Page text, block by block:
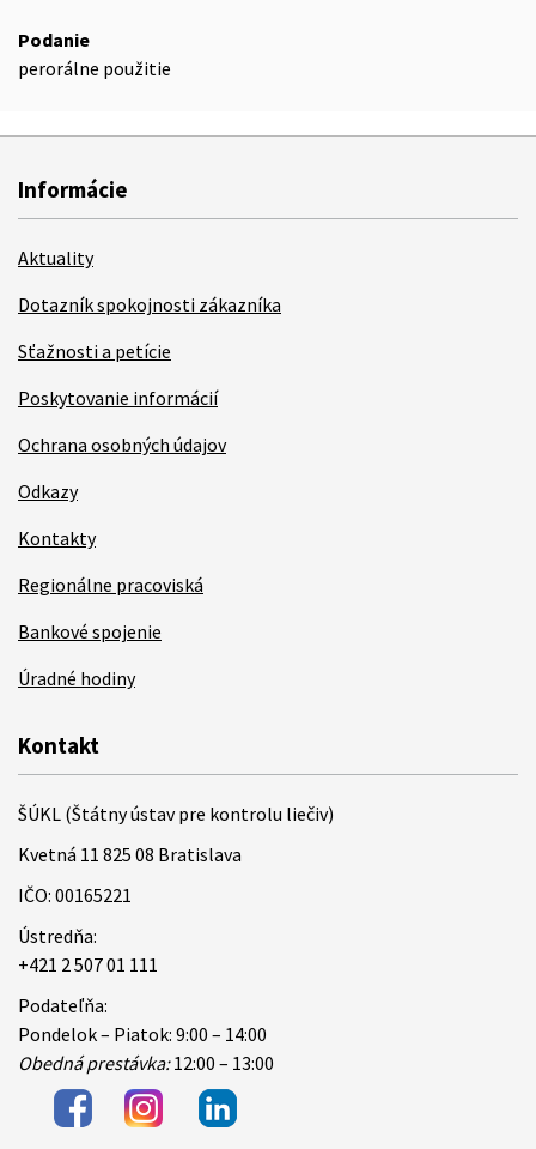
Podanie
perorálne použitie
Informácie
Aktuality
Dotazník spokojnosti zákazníka
Sťažnosti a petície
Poskytovanie informácií
Ochrana osobných údajov
Odkazy
Kontakty
Regionálne pracoviská
Bankové spojenie
Úradné hodiny
Kontakt
ŠÚKL (Štátny ústav pre kontrolu liečiv)
Kvetná 11 825 08 Bratislava
IČO: 00165221
Ústredňa:
+421 2 507 01 111
Podateľňa:
Pondelok – Piatok: 9:00 – 14:00
Obedná prestávka:12:00 – 13:00